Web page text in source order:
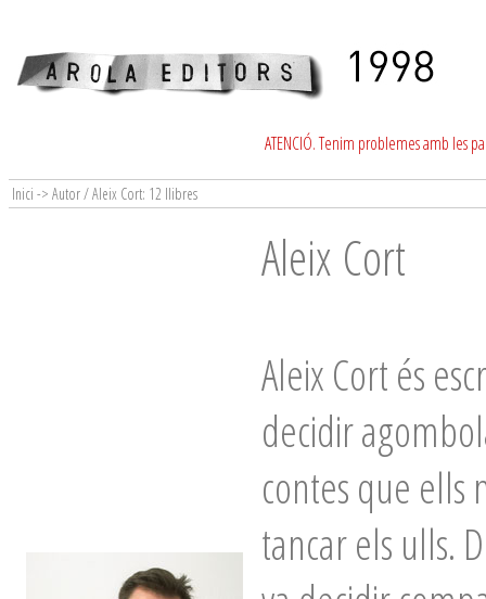
ATENCIÓ. Tenim problemes amb les
Inici -> Autor / Aleix Cort: 12 llibres
Aleix Cort
Aleix Cort és
decidir
contes que ells
tancar els ulls.